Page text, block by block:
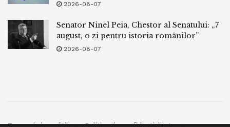
2026-08-07
Senator Ninel Peia, Chestor al Senatului: „7
august, o zi pentru istoria românilor”
2026-08-07
Termeni si conditii Politica de confidentialitate